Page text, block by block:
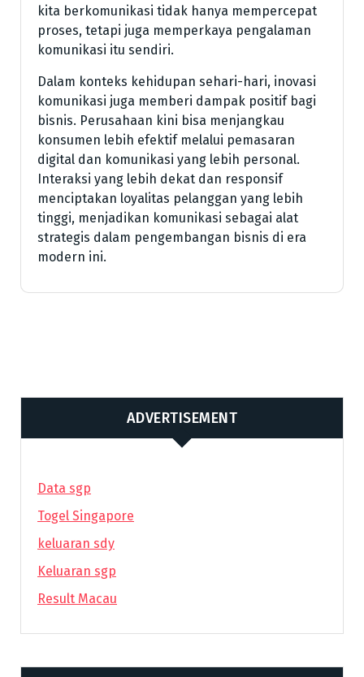
kita berkomunikasi tidak hanya mempercepat
proses, tetapi juga memperkaya pengalaman
komunikasi itu sendiri.
Dalam konteks kehidupan sehari-hari, inovasi
komunikasi juga memberi dampak positif bagi
bisnis. Perusahaan kini bisa menjangkau
konsumen lebih efektif melalui pemasaran
digital dan komunikasi yang lebih personal.
Interaksi yang lebih dekat dan responsif
menciptakan loyalitas pelanggan yang lebih
tinggi, menjadikan komunikasi sebagai alat
strategis dalam pengembangan bisnis di era
modern ini.
ADVERTISEMENT
Data sgp
Togel Singapore
keluaran sdy
Keluaran sgp
Result Macau